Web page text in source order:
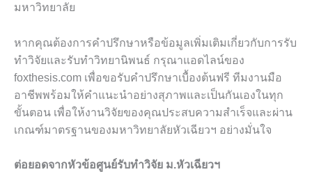
มหาวิทยาลัย
หากคุณต้องการคำปรึกษาหรือข้อมูลเพิ่มเติมเกี่ยวกับการรับ
ทำวิจัยและรับทำวิทยานิพนธ์ กรุณาแอดไลน์ของ
foxthesis.com เพื่อขอรับคำปรึกษาเบื้องต้นฟรี ทีมงานมือ
อาชีพพร้อมให้คำแนะนำอย่างสุภาพและเป็นกันเองในทุก
ขั้นตอน เพื่อให้งานวิจัยของคุณประสบความสำเร็จและผ่าน
เกณฑ์มาตรฐานของมหาวิทยาลัยหัวเฉียวฯ อย่างมั่นใจ
ต่อยอดจากหัวข้อศูนย์รับทำวิจัย ม.หัวเฉียวฯ